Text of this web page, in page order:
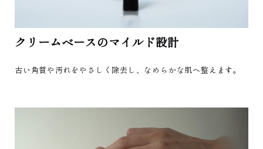
クリームベースのマイルド設計
古い角質や汚れをやさしく除去し、なめらかな肌へ整えます。